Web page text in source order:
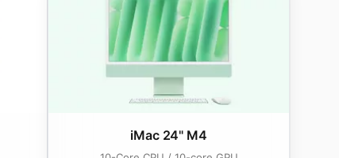
iMac 24" M4